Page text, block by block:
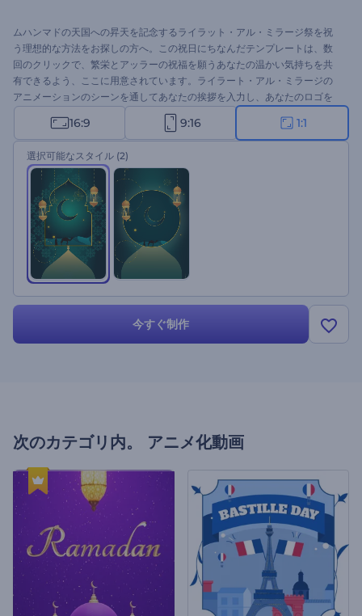
ムハンマドの天国への昇天を記念するライラット・アル・ミラージ祭を祝
う理想的な方法をお探しの方へ。この祝日にちなんだテンプレートは、数
回のクリックで、繁栄とアッラーの祝福を願うあなたの温かい気持ちを共
有できるよう、ここに用意されています。ライラート・アル・ミラージの
アニメーションのシーンを通してあなたの挨拶を入力し、あなたのロゴを
アップロードし、あなたのアニメーションの挨拶ビデオを取得するために
数分待ってください。完璧にライラート・アル・ミラージのグリーティン
グ、休日のイントロ、お祝いの招待状、そしてもっとたくさんのために適
しています。今すぐ試してみてください！
16:9 9:16 1:1
選択可能なスタイル (2)
今すぐ制作
次のカテゴリ内。 アニメ化動画